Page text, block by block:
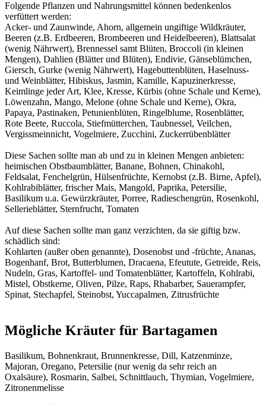
Folgende Pflanzen und Nahrungsmittel können bedenkenlos
verfüttert werden:
Acker- und Zaunwinde, Ahorn, allgemein ungiftige Wildkräuter,
Beeren (z.B. Erdbeeren, Brombeeren und Heidelbeeren), Blattsalat
(wenig Nährwert), Brennessel samt Blüten, Broccoli (in kleinen
Mengen), Dahlien (Blätter und Blüten), Endivie, Gänseblümchen,
Giersch, Gurke (wenig Nährwert), Hagebuttenblüten, Haselnuss-
und Weinblätter, Hibiskus, Jasmin, Kamille, Kapuzinerkresse,
Keimlinge jeder Art, Klee, Kresse, Kürbis (ohne Schale und Kerne),
Löwenzahn, Mango, Melone (ohne Schale und Kerne), Okra,
Papaya, Pastinaken, Petunienblüten, Ringelblume, Rosenblätter,
Rote Beete, Ruccola, Stiefmütterchen, Taubnessel, Veilchen,
Vergissmeinnicht, Vogelmiere, Zucchini, Zuckerrübenblätter
Diese Sachen sollte man ab und zu in kleinen Mengen anbieten:
heimischen Obstbaumblätter, Banane, Bohnen, Chinakohl,
Feldsalat, Fenchelgrün, Hülsenfrüchte, Kernobst (z.B. Birne, Apfel),
Kohlrabiblätter, frischer Mais, Mangold, Paprika, Petersilie,
Basilikum u.a. Gewürzkräuter, Porree, Radieschengrün, Rosenkohl,
Sellerieblätter, Sternfrucht, Tomaten
Auf diese Sachen sollte man ganz verzichten, da sie giftig bzw.
schädlich sind:
Kohlarten (außer oben genannte), Dosenobst und -früchte, Ananas,
Bogenhanf, Brot, Butterblumen, Dracaena, Efeutute, Getreide, Reis,
Nudeln, Gras, Kartoffel- und Tomatenblätter, Kartoffeln, Kohlrabi,
Mistel, Obstkerne, Oliven, Pilze, Raps, Rhabarber, Sauerampfer,
Spinat, Stechapfel, Steinobst, Yuccapalmen, Zitrusfrüchte
Mögliche Kräuter für Bartagamen
Basilikum, Bohnenkraut, Brunnenkresse, Dill, Katzenminze,
Majoran, Oregano, Petersilie (nur wenig da sehr reich an
Oxalsäure), Rosmarin, Salbei, Schnittlauch, Thymian, Vogelmiere,
Zitronenmelisse